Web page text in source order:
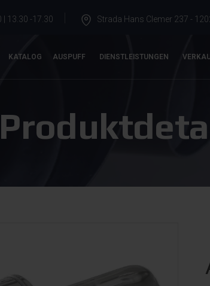
| 13.30 -17.30 Strada Hans Clemer 237 -
KATALOG AUSPUFF DIENSTLEISTUNGEN